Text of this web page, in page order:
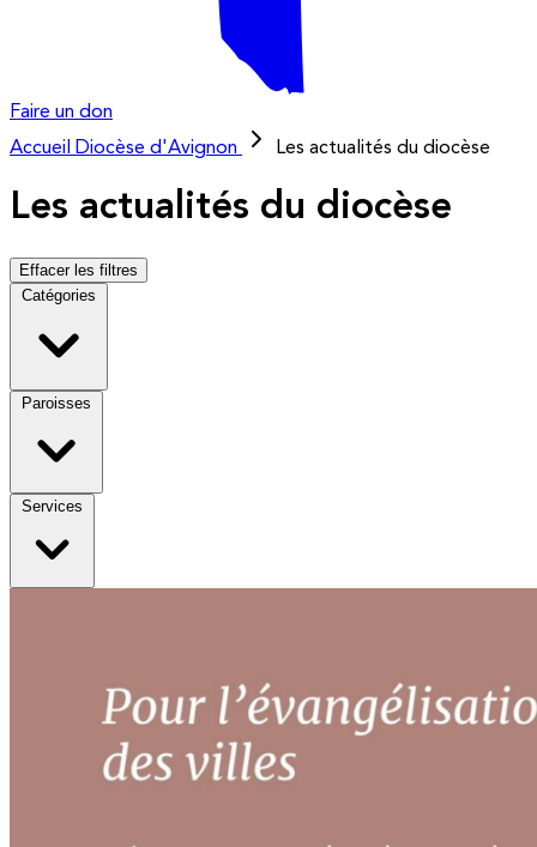
Faire un don
Accueil
Diocèse d'Avignon Les actualités du diocèse
Les actualités du diocèse
Effacer les filtres
Catégories
Paroisses
Services